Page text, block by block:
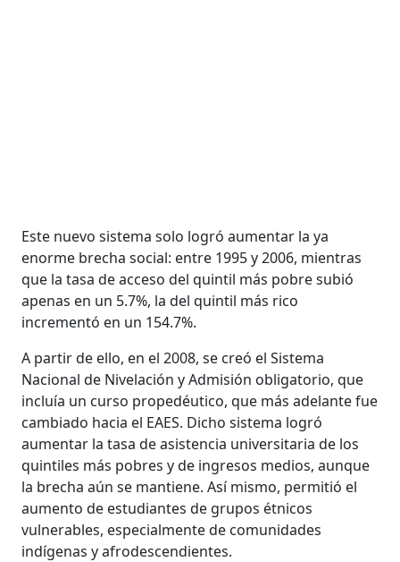
Este nuevo sistema solo logró aumentar la ya
enorme brecha social: entre 1995 y 2006, mientras
que la tasa de acceso del quintil más pobre subió
apenas en un 5.7%, la del quintil más rico
incrementó en un 154.7%.
A partir de ello, en el 2008, se creó el Sistema
Nacional de Nivelación y Admisión obligatorio, que
incluía un curso propedéutico, que más adelante fue
cambiado hacia el EAES. Dicho sistema logró
aumentar la tasa de asistencia universitaria de los
quintiles más pobres y de ingresos medios, aunque
la brecha aún se mantiene. Así mismo, permitió el
aumento de estudiantes de grupos étnicos
vulnerables, especialmente de comunidades
indígenas y afrodescendientes.